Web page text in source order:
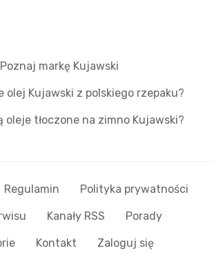
Poznaj markę Kujawski
olej Kujawski z polskiego rzepaku?
oleje tłoczone na zimno Kujawski?
Regulamin Polityka prywatności
Kanały RSS Porady
Kontakt Zaloguj się